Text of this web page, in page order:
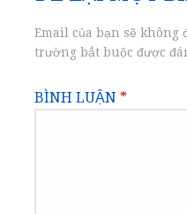
viết
Email của bạn sẽ không
trường bắt buộc được
BÌNH LUẬN *